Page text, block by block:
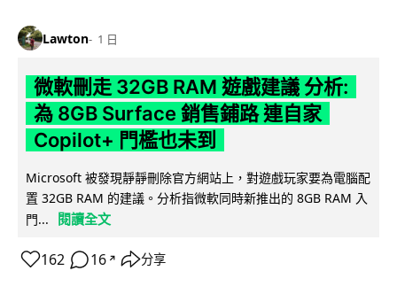
Lawton 1 日
微軟刪走 32GB RAM 遊戲建議 分析:
為 8GB Surface 銷售鋪路 連自家
Copilot+ 門檻也未到
Microsoft 被發現靜靜刪除官方網站上，對遊戲玩家要為電腦配
置 32GB RAM 的建議。分析指微軟同時新推出的 8GB RAM 入
門...
閱讀全文
162 16 ↗ 分享